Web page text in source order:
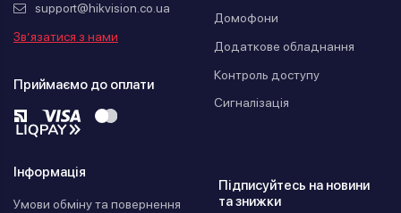
support@hikvision.co.ua
Зв’язатися з нами
Приймаємо до оплати
Домофони
Додаткове обладнання
Контроль доступу
Сигналізація
Інформація
Умови обміну та повернення
Підписуйтесь на новини
та знижки